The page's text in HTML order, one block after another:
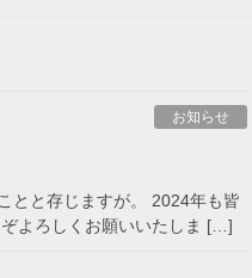
お知らせ
とと存じますが。 2024年も皆
よろしくお願いいたしま […]